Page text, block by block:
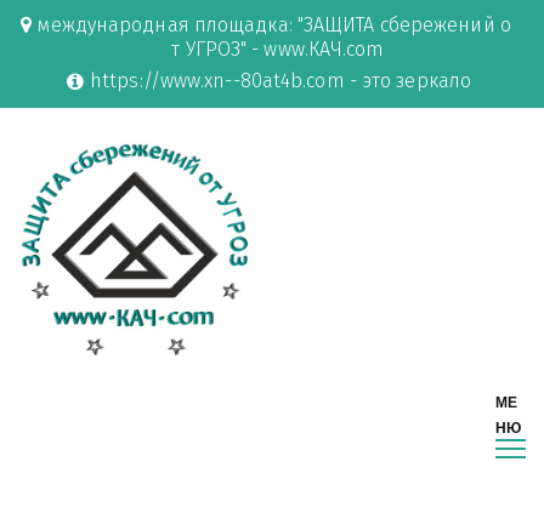
международная площадка: "ЗАЩИТА сбережений о
т УГРОЗ" - www.КАЧ.com
https://www.xn--80at4b.com - это зеркало